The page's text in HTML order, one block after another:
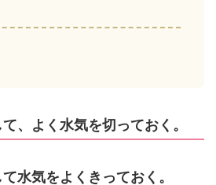
、よく水気を切っておく。
水気をよくきっておく。